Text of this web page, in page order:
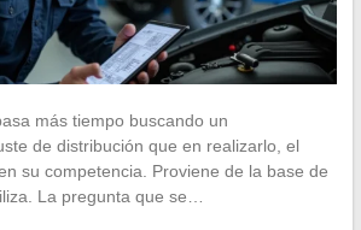
más tiempo buscando un
de distribución que en realizarlo, el
su competencia. Proviene de la base de
La pregunta que se…